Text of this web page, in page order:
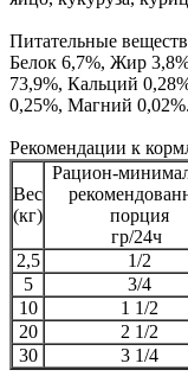
Питательные
Белок 6,7%, Жир
73,9%, Кальций
0,25%, Магний 0,02%.
Рекомендации к
Вес
(кг)
Рацион-
порция
гр/24ч
2,5 1/2
5
3/4
10
1 1/2
20
2 1/2
30
3 1/4